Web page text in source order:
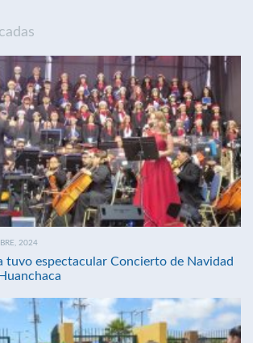
2024
tuvo espectacular Concierto de Navidad